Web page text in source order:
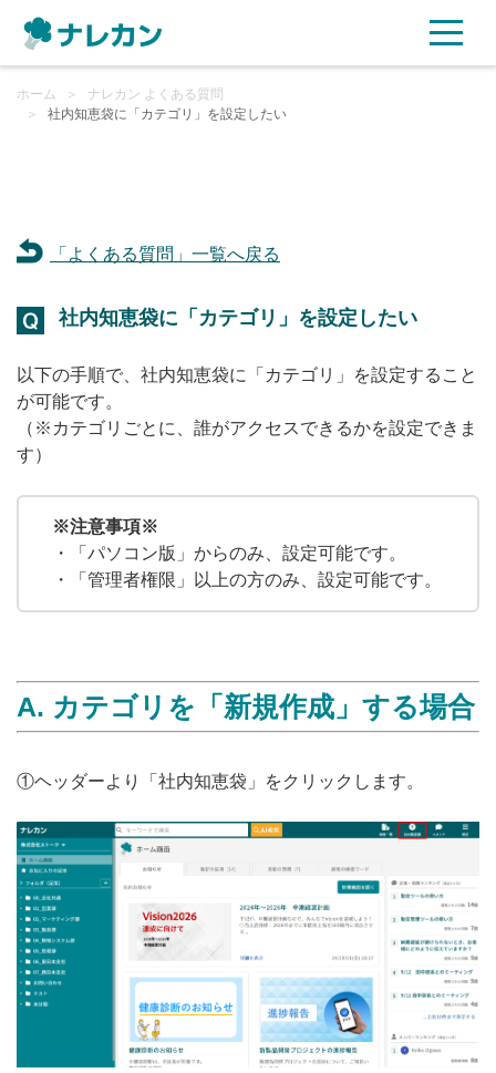
ご利用プラン
よくある質問
無料トライアル
ログイン
ホーム ＞
ナレカン よくある質問
＞
社内知恵袋に「カテゴリ」を設定したい
「よくある質問」一覧へ戻る
社内知恵袋に「カテゴリ」を設定したい
以下の手順で、社内知恵袋に「カテゴリ」を設定すること
が可能です。
（※カテゴリごとに、誰がアクセスできるかを設定できま
す）
※注意事項※
・「パソコン版」からのみ、設定可能です。
・「管理者権限」以上の方のみ、設定可能です。
A. カテゴリを「新規作成」する場合
①ヘッダーより「社内知恵袋」をクリックします。